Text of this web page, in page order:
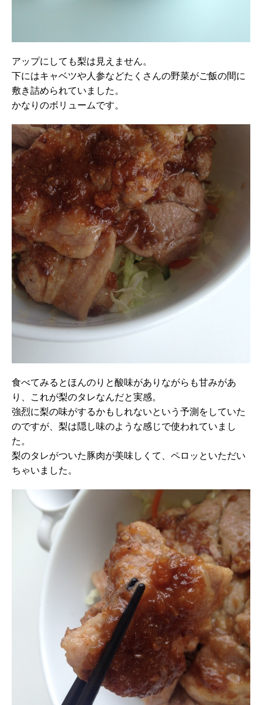
アップにしても梨は見えません。
下にはキャベツや人参などたくさんの野菜がご飯の間に
敷き詰められていました。
かなりのボリュームです。
食べてみるとほんのりと酸味がありながらも甘みがあ
り、これが梨のタレなんだと実感。
強烈に梨の味がするかもしれないという予測をしていた
のですが、梨は隠し味のような感じで使われていまし
た。
梨のタレがついた豚肉が美味しくて、ペロッといただい
ちゃいました。